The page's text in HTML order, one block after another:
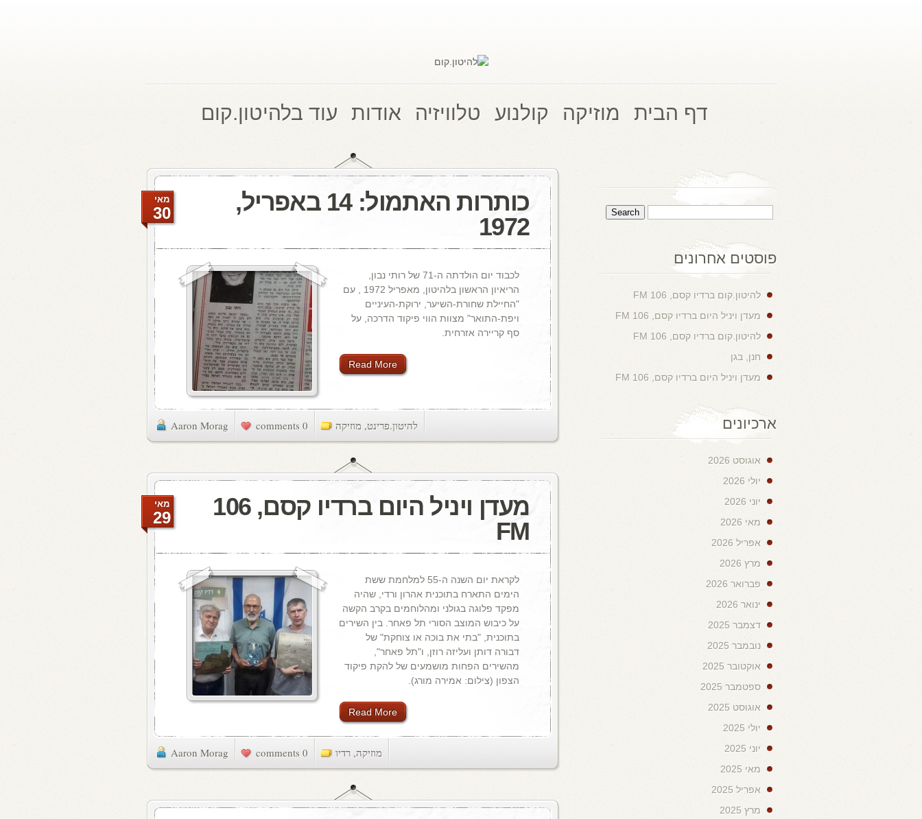
דף הבית מוזיקה קולנוע טלוויזיה אודות עוד בלהיטון.קום
כותרות האתמול: 14 באפריל,
1972
מאי
30
לכבוד יום הולדתה ה-71 של רותי נבון,
הריאיון הראשון בלהיטון, מאפריל 1972 , עם
"החיילת שחורת-השיער, ירוקת-העיניים
ויפת-התואר" מצוות הווי פיקוד הדרכה, על
סף קריירה אזרחית.
Read More
Aaron Morag 0 comments להיטון.פרינט, מוזיקה
מעדן ויניל היום ברדיו קסם, 106
FM
מאי
29
לקראת יום השנה ה-55 למלחמת ששת
הימים התארח בתוכנית אהרון ורדי, שהיה
מפקד פלוגה בגולני ומהלוחמים בקרב הקשה
על כיבוש המוצב הסורי תל פאחר. בין השירים
בתוכנית, "בתי את בוכה או צוחקת" של
דבורה דותן ועליזה רוזן, ו"תל פאחר",
מהשירים הפחות מושמעים של להקת פיקוד
הצפון (צילום: אמירה מורג).
Read More
Aaron Morag 0 comments מוזיקה, רדיו
פוסטים אחרונים
להיטון.קום ברדיו קסם, 106 FM
מעדן ויניל היום ברדיו קסם, 106 FM
להיטון.קום ברדיו קסם, 106 FM
חנן, בגן
מעדן ויניל היום ברדיו קסם, 106 FM
ארכיונים
אוגוסט 2026
יולי 2026
יוני 2026
מאי 2026
אפריל 2026
מרץ 2026
פברואר 2026
ינואר 2026
דצמבר 2025
נובמבר 2025
אוקטובר 2025
ספטמבר 2025
אוגוסט 2025
יולי 2025
יוני 2025
מאי 2025
אפריל 2025
מרץ 2025